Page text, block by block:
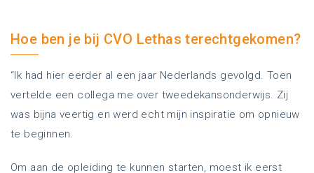
Hoe ben je bij CVO Lethas terechtgekomen?
“Ik had hier eerder al een jaar Nederlands gevolgd. Toen
vertelde een collega me over tweedekansonderwijs. Zij
was bijna veertig en werd echt mijn inspiratie om opnieuw
te beginnen.
Om aan de opleiding te kunnen starten, moest ik eerst